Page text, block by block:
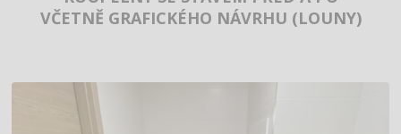
VČETNĚ GRAFICKÉHO NÁVRHU (LOUNY)